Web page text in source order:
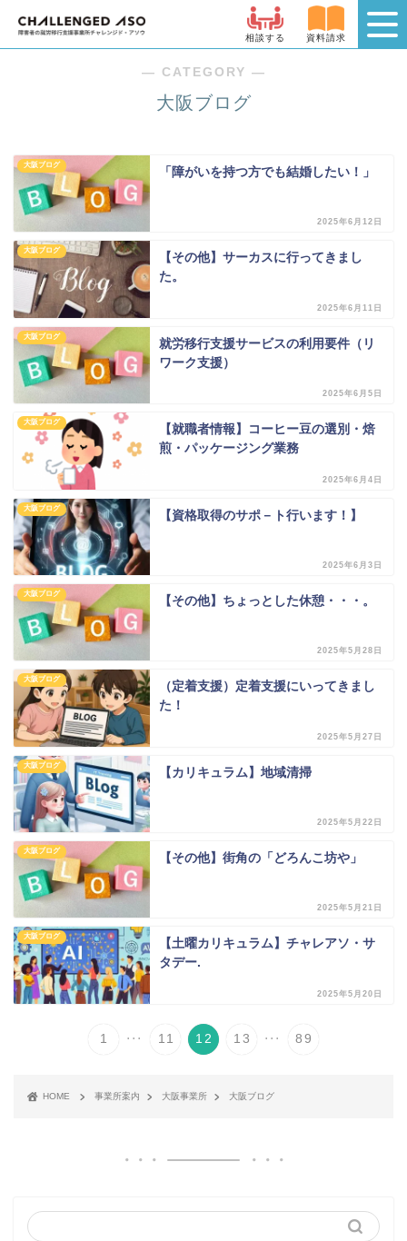
相談する 資料請求
― CATEGORY ―
大阪ブログ
大阪ブログ 「障がいを持つ方でも結婚したい！」
2025年6月12日
大阪ブログ
【その他】サーカスに行ってきまし
た。
2025年6月11日
大阪ブログ
就労移行支援サービスの利用要件（リ
ワーク支援）
2025年6月5日
大阪ブログ
【就職者情報】コーヒー豆の選別・焙
煎・パッケージング業務
2025年6月4日
大阪ブログ 【資格取得のサポ－ト行います！】
2025年6月3日
大阪ブログ 【その他】ちょっとした休憩・・・。
2025年5月28日
大阪ブログ
（定着支援）定着支援にいってきまし
た！
2025年5月27日
大阪ブログ 【カリキュラム】地域清掃
2025年5月22日
大阪ブログ 【その他】街角の「どろんこ坊や」
2025年5月21日
大阪ブログ
【土曜カリキュラム】チャレアソ・サ
タデー.
2025年5月20日
1 ... 11 12 13 ... 89
HOME 事業所案内 大阪事業所 大阪ブログ